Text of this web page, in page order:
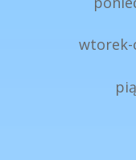
wtorek-